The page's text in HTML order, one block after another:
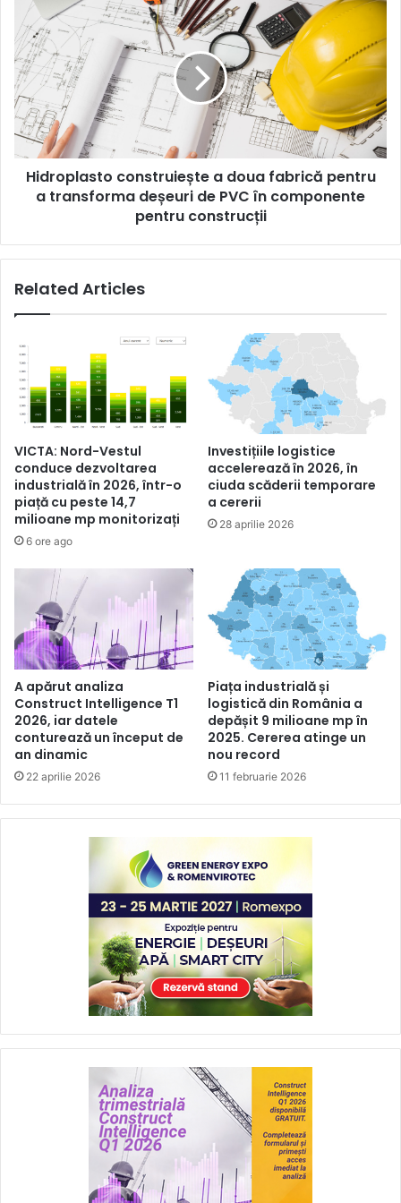
trimestru
Hidroplasto
construiește
a
doua
fabrică
pentru
a
transforma
deșeuri
de
pentru
Hidroplasto construiește a doua fabrică pentru
a transforma deșeuri de PVC în componente
pentru construcții
Related Articles
VICTA: Nord-Vestul
conduce dezvoltarea
industrială în 2026, într-o
piață cu peste 14,7
milioane mp monitorizați
6 ore ago
Investițiile logistice
accelerează în 2026, în
ciuda scăderii temporare
a cererii
28 aprilie 2026
A apărut analiza
Construct Intelligence T1
2026, iar datele
conturează un început de
an dinamic
22 aprilie 2026
Piața industrială și
logistică din România a
depășit 9 milioane mp în
2025. Cererea atinge un
nou record
11 februarie 2026